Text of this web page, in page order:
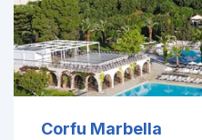
Corfu Marbella